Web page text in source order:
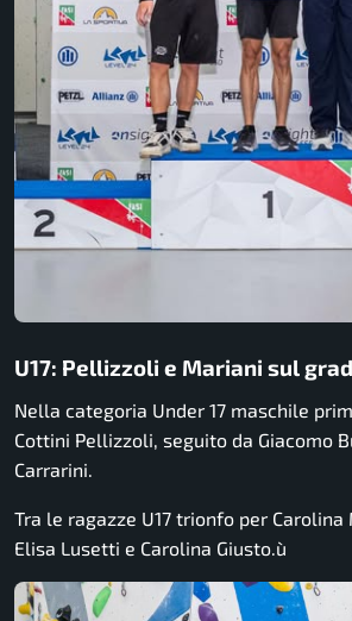
U17: Pellizzoli e Mariani sul
Nella categoria Under 17 maschile
Cottini Pellizzoli , seguito da Giacomo
Carrarini
Tra le ragazze U17 trionfo per Carolina
Elisa Lusetti e Carolina Giusto .ù